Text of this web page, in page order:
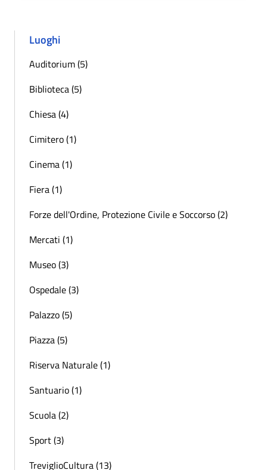
Luoghi
Auditorium (5)
Biblioteca (5)
Chiesa (4)
Cimitero (1)
Cinema (1)
Fiera (1)
Forze dell'Ordine, Protezione Civile e Soccorso (2)
Mercati (1)
Museo (3)
Ospedale (3)
Palazzo (5)
Piazza (5)
Riserva Naturale (1)
Santuario (1)
Scuola (2)
Sport (3)
TreviglioCultura (13)